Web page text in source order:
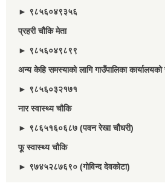
► ९८५६०४९३५६
प्रहरी चौकि मेता
► ९८५६०४९८९९
अन्य केहि समस्याको लागि गाउँपालिका कार्यालयको
► ९८५६०३२१७१
नार स्वास्थ्य चौकि
► ९८६५१६०६८७ (पवन रेखा चौधरी)
फू स्वास्थ्य चौकि
► ९७४५२८७६९० (गोविन्द देवकोटा)